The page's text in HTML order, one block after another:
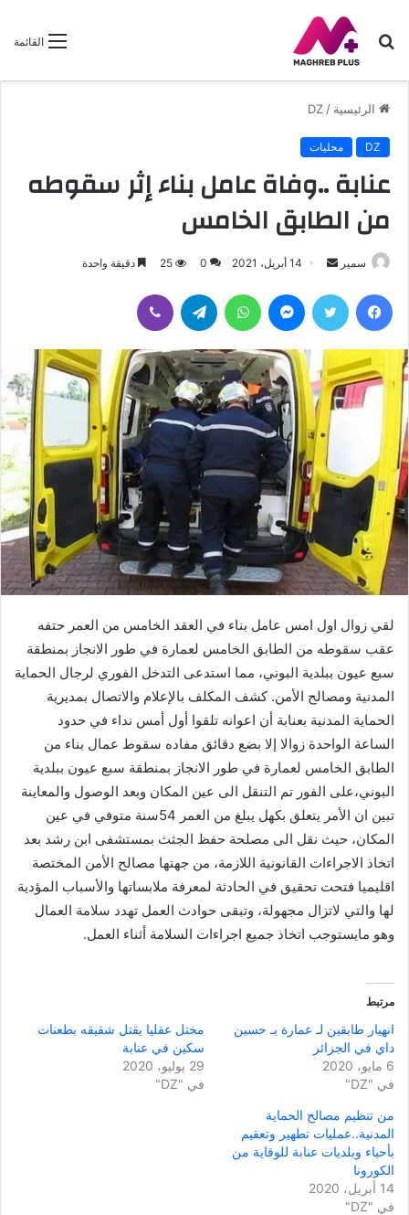
القائمة
بحث
عن
الرئيسية /
DZ
DZ محليات
عنابة ..وفاة عامل بناء إثر سقوطه
من الطابق الخامس
سمير
أرسل
إلكترونيا
14 أبريل، 2021 0
25 دقيقة واحدة
فيسبوك تويتر ماسنجر واتساب تيلقرام
لقي زوال اول امس عامل بناء في العقد الخامس من العمر حتفه
عقب سقوطه من الطابق الخامس لعمارة في طور الانجاز بمنطقة
سبع عيون ببلدية البوني، مما استدعى التدخل الفوري لرجال الحماية
المدنية ومصالح الأمن. كشف المكلف بالإعلام والاتصال بمديرية
الحماية المدنية بعنابة أن اعوانه تلقوا أول أمس نداء في حدود
الساعة الواحدة زوالا إلا بضع دقائق مفاده سقوط عمال بناء من
الطابق الخامس لعمارة في طور الانجاز بمنطقة سبع عيون ببلدية
البوني،على الفور تم التنقل الى عين المكان وبعد الوصول والمعاينة
تبين ان الأمر يتعلق بكهل يبلغ من العمر 54سنة متوفي في عين
المكان، حيث نقل الى مصلحة حفظ الجثث بمستشفى ابن رشد بعد
اتخاذ الاجراءات القانونية اللازمة، من جهتها مصالح الأمن المختصة
اقليميا فتحت تحقيق في الحادثة لمعرفة ملابساتها والأسباب المؤدية
لها والتي لاتزال مجهولة، وتبقى حوادث العمل تهدد سلامة العمال
وهو مايستوجب اتخاذ جميع اجراءات السلامة أثناء العمل.
مرتبط
انهيار طابقين لـ عمارة بـ حسين
داي في الجزائر
6 مايو، 2020
في "DZ"
مختل عقليا يقتل شقيقه بطعنات
سكين في عنابة
29 يوليو، 2020
في "DZ"
من تنظيم مصالح الحماية
المدنية..عمليات تطهير وتعقيم
بأحياء وبلديات عنابة للوقاية من
الكورونا
14 أبريل، 2020
في "DZ"